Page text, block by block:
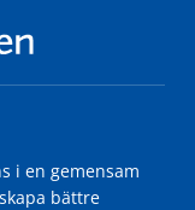
i en gemensam
bättre